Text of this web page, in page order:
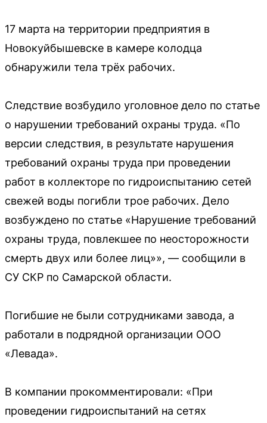
17 марта на территории предприятия в
Новокуйбышевске в камере колодца
обнаружили тела трёх рабочих.
Следствие возбудило уголовное дело по статье
о нарушении требований охраны труда. «По
версии следствия, в результате нарушения
требований охраны труда при проведении
работ в коллекторе по гидроиспытанию сетей
свежей воды погибли трое рабочих. Дело
возбуждено по статье «Нарушение требований
охраны труда, повлекшее по неосторожности
смерть двух или более лиц»», — сообщили в
СУ СКР по Самарской области.
Погибшие не были сотрудниками завода, а
работали в подрядной организации ООО
«Левада».
В компании прокомментировали: «При
проведении гидроиспытаний на сетях